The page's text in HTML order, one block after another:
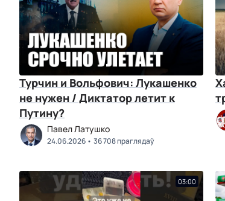
Турчин и Вольфович: Лукашенко
не нужен / Диктатор летит к
Путину?
Павел Латушко
24.06.2026 36 708 праглядаў
03:00